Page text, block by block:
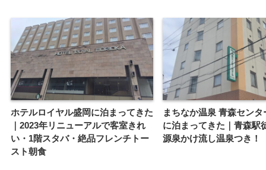
ホテルロイヤル盛岡に泊まってきた
｜2023年リニューアルで客室きれ
い・1階スタバ・絶品フレンチトー
スト朝食
まちなか温泉 青森センタ
に泊まってきた｜青森駅
源泉かけ流し温泉つき！